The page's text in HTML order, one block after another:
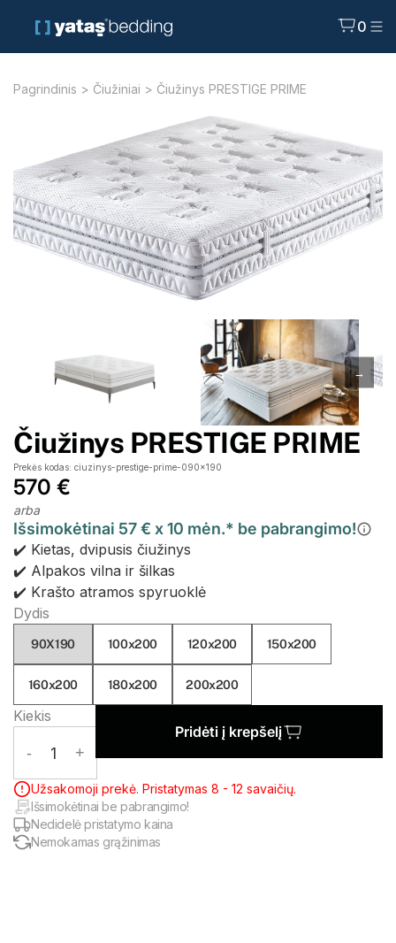
0
Pagrindinis > Čiužiniai > Čiužinys PRESTIGE PRIME
→
Čiužinys PRESTIGE PRIME
570 €
Prekės kodas: ciuzinys-prestige-prime-090x190
arba
Išsimokėtinai 57 € x 10 mėn.* be pabrangimo!
✔️ Kietas, dvipusis čiužinys
✔️ Alpakos vilna ir šilkas
✔️ Krašto atramos spyruoklė
Dydis
90X190 100x200 120x200 150x200
160x200 180x200 200x200
Kiekis
- 1 +
Pridėti į krepšelį
Užsakomoji prekė. Pristatymas 8 - 12 savaičių.
Išsimokėtinai be pabrangimo!
Nedidelė pristatymo kaina
Nemokamas grąžinimas